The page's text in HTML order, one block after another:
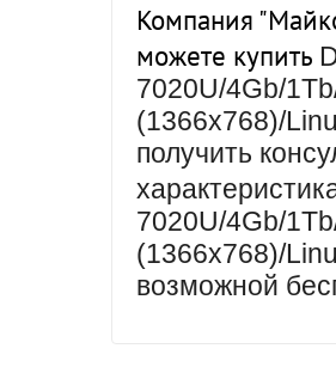
Компания
можете купить
7020U/4Gb/
(1366x768)/
получить
7020U/4Gb/
(1366x768)/
возможной